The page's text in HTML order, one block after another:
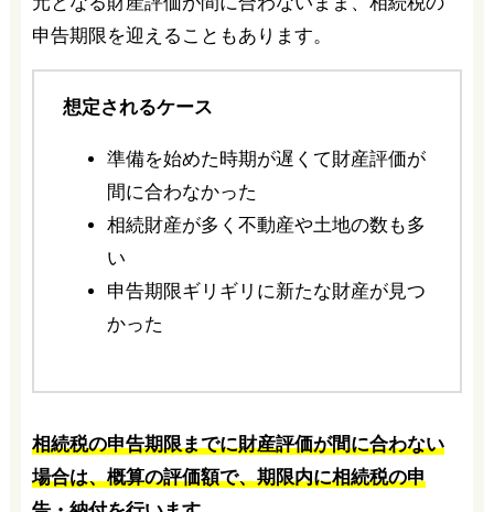
申告期限を迎えることもあります。
想定されるケース
準備を始めた時期が遅くて財産評価が
間に合わなかった
相続財産が多く不動産や土地の数も多
い
申告期限ギリギリに新たな財産が見つ
かった
相続税の申告期限までに財産評価が間に合わない
場合は、概算の評価額で、期限内に相続税の申